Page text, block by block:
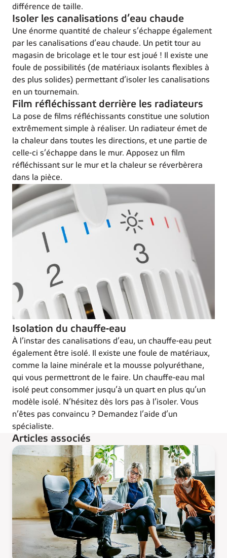
différence de taille.
Isoler les canalisations d’eau chaude
Une énorme quantité de chaleur s’échappe également
par les canalisations d’eau chaude. Un petit tour au
magasin de bricolage et le tour est joué ! Il existe une
foule de possibilités (de matériaux isolants flexibles à
des plus solides) permettant d’isoler les canalisations
en un tournemain.
Film réfléchissant derrière les radiateurs
La pose de films réfléchissants constitue une solution
extrêmement simple à réaliser. Un radiateur émet de
la chaleur dans toutes les directions, et une partie de
celle-ci s’échappe dans le mur. Apposez un film
réfléchissant sur le mur et la chaleur se réverbèrera
dans la pièce.
Isolation du chauffe-eau
À l’instar des canalisations d’eau, un chauffe-eau peut
également être isolé. Il existe une foule de matériaux,
comme la laine minérale et la mousse polyuréthane,
qui vous permettront de le faire. Un chauffe-eau mal
isolé peut consommer jusqu’à un quart en plus qu’un
modèle isolé. N’hésitez dès lors pas à l’isoler. Vous
n’êtes pas convaincu ? Demandez l’aide d’un
spécialiste.
Articles associés